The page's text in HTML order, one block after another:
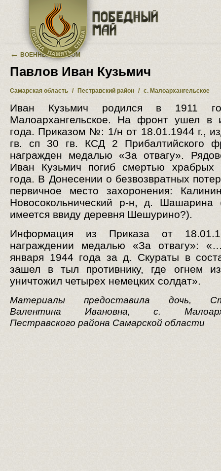
Перейти к основному содержанию
← ВОЕННЫЙ АЛЬБОМ
Павлов Иван Кузьмич
Самарская область / Пестравский район / с. Малоархангельское
Иван Кузьмич родился в 1911
Малоархангельское. На фронт ушел в
года. Приказом №: 1/н от 18.01.1944 г.,
гв. сп 30 гв. КСД 2 Прибалтийского
награжден медалью «За отвагу».
Иван Кузьмич погиб смертью храбрых
года. В Донесении о безвозвратных
первичное место захоронения:
Новосокольнический р-н, д. Шашарина
имеется ввиду деревня Шешурино?).
Информация из Приказа от
награждении медалью «За отвагу»:
января 1944 года за д. Скураты в
зашел в тыл противнику, где огнем
уничтожил четырех немецких солдат».
Материалы предоставила дочь,
Валентина Ивановна, с.
Пестравского района Самарской области